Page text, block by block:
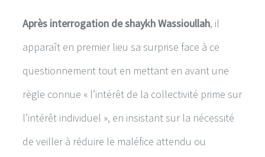
Après interrogation de shaykh Wassioullah, il
apparaît en premier lieu sa surprise face à ce
questionnement tout en mettant en avant une
règle connue « l’intérêt de la collectivité prime sur
l’intérêt individuel », en insistant sur la nécessité
de veiller à réduire le maléfice attendu ou